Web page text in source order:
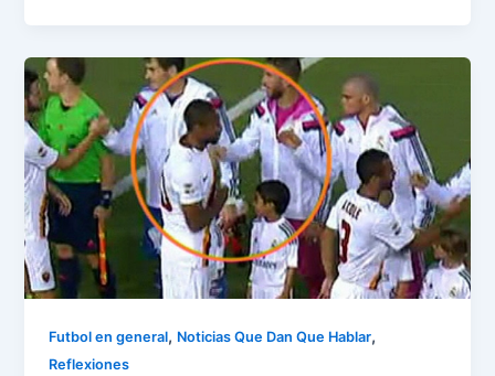
Futbol en general, Noticias Que Dan Que Hablar,
Reflexiones